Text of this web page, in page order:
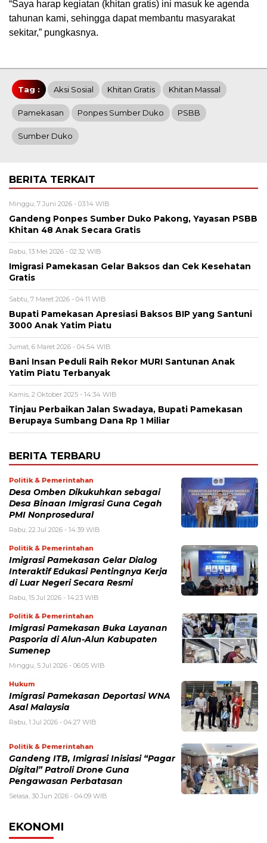
“Saya harap kegiatan (khitan gratis) ini masuk ke agenda
tahunan kami, sehingga dapat membantu masyarakat
sekitar,” pungkasnya.
Tag : Aksi Sosial Khitan Gratis Khitan Massal
Pamekasan Ponpes Sumber Duko PSBB
Sumber Duko
BERITA TERKAIT
Minggu, 7 Juni 2026 - 03:14 WIB
Gandeng Ponpes Sumber Duko Pakong, Yayasan PSBB
Khitan 48 Anak Secara Gratis
Rabu, 13 Mei 2026 - 02:32 WIB
Imigrasi Pamekasan Gelar Baksos dan Cek Kesehatan
Gratis
Sabtu, 7 Maret 2026 - 04:11 WIB
Bupati Pamekasan Apresiasi Baksos BIP yang Santuni
3000 Anak Yatim Piatu
Jumat, 6 Maret 2026 - 04:54 WIB
Bani Insan Peduli Raih Rekor MURI Santunan Anak
Yatim Piatu Terbanyak
Kamis, 2 Oktober 2025 - 14:34 WIB
Tinjau Perbaikan Jalan Swadaya, Bupati Pamekasan
Berupaya Sumbang Dana Rp 1 Miliar
BERITA TERBARU
Politik & Pemerintahan
Desa Omben Dikukuhkan sebagai
Desa Binaan Imigrasi Guna Cegah
PMI Nonprosedural
Rabu, 22 Jul 2026 - 14:39 WIB
Politik & Pemerintahan
Imigrasi Pamekasan Gelar Dialog
Interaktif Edukasi Pentingnya Kerja
di Luar Negeri Secara Resmi
Rabu, 15 Jul 2026 - 14:23 WIB
Politik & Pemerintahan
Imigrasi Pamekasan Buka Layanan
Pasporia di Alun-Alun Kabupaten
Sumenep
Minggu, 5 Jul 2026 - 06:05 WIB
Hukum
Imigrasi Pamekasan Deportasi WNA
Asal Malaysia
Rabu, 1 Jul 2026 - 04:27 WIB
Politik & Pemerintahan
Gandeng ITB, Imigrasi Inisiasi “Pagar
Digital” Patroli Drone Guna
Pengawasan Perbatasan
Selasa, 30 Jun 2026 - 04:09 WIB
EKONOMI